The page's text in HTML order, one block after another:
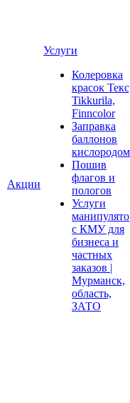
Акции
Услуги
Колеровка
красок
Tikkurila,
Finncolor
Заправка
баллонов
кислородом
Пошив
флагов и
пологов
Услуги
с КМУ для
бизнеса и
частных
заказов |
Мурманск,
область,
ЗАТО